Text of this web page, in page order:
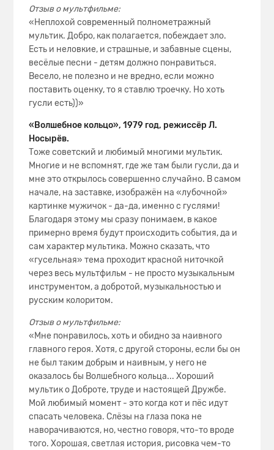
Отзыв о мультфильме:
«Неплохой современный полнометражный
мультик. Добро, как полагается, побеждает зло.
Есть и неловкие, и страшные, и забавные сцены,
весёлые песни - детям должно понравиться.
Весело, не полезно и не вредно, если можно
поставить оценку, то я ставлю троечку. Но хоть
гусли есть))»
«Волшебное кольцо», 1979 год, режиссёр Л.
Носырёв.
Тоже советский и любимый многими мультик.
Многие и не вспомнят, где же там были гусли, да и
мне это открылось совершенно случайно. В самом
начале, на заставке, изображён на «лубочной»
картинке мужичок - да-да, именно с гуслями!
Благодаря этому мы сразу понимаем, в какое
примерно время будут происходить события, да и
сам характер мультика. Можно сказать, что
«гусельная» тема проходит красной ниточкой
через весь мультфильм - не просто музыкальным
инструментом, а добротой, музыкальностью и
русским колоритом.
Отзыв о мультфильме:
«Мне понравилось, хоть и обидно за наивного
главного героя. Хотя, с другой стороны, если бы он
не был таким добрым и наивным, у него не
оказалось бы Волшебного кольца... Хороший
мультик о Доброте, труде и настоящей Дружбе.
Мой любимый момент - это когда кот и пёс идут
спасать человека. Слёзы на глаза пока не
наворачиваются, но, честно говоря, что-то вроде
того. Хорошая, светлая история, рисовка чем-то